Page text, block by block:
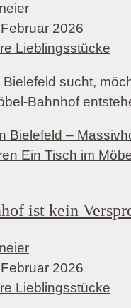
2026
Lieblingsstücke
sucht,
Bahnhof
Bielefeld –
ist kein
2026
Lieblingsstücke